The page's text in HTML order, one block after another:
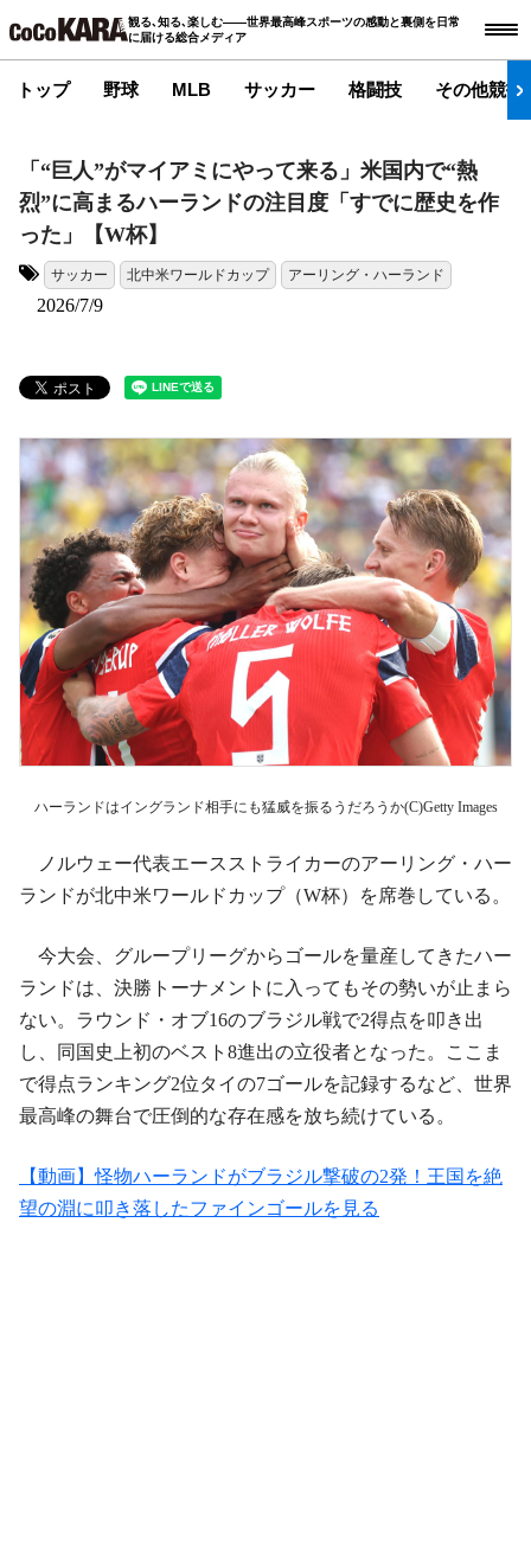
観る､知る､楽しむ――世界最高峰スポーツの感動と裏側を日常
に届ける総合メディア
トップ 野球 MLB サッカー 格闘技 その他競技
「“巨人”がマイアミにやって来る」米国内で“熱
烈”に高まるハーランドの注目度「すでに歴史を作
った」【W杯】
サッカー 北中米ワールドカップ アーリング・ハーランド
2026/7/9
ハーランドはイングランド相手にも猛威を振るうだろうか(C)Getty Images
ノルウェー代表エースストライカーのアーリング・ハー
ランドが北中米ワールドカップ（W杯）を席巻している。
今大会、グループリーグからゴールを量産してきたハー
ランドは、決勝トーナメントに入ってもその勢いが止まら
ない。ラウンド・オブ16のブラジル戦で2得点を叩き出
し、同国史上初のベスト8進出の立役者となった。ここま
で得点ランキング2位タイの7ゴールを記録するなど、世界
最高峰の舞台で圧倒的な存在感を放ち続けている。
【動画】怪物ハーランドがブラジル撃破の2発！王国を絶
望の淵に叩き落したファインゴールを見る